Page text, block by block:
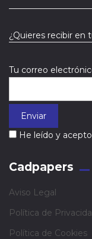
¿Quieres recibir en
Tu correo
He leído y
Cadpapers
Aviso Legal
Política de
Política de Cookies